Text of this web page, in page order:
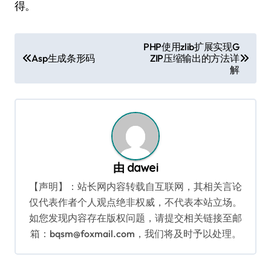
得。
章
导
航
Asp生成条形码
PHP使用zlib扩展实现G
ZIP压缩输出的方法详
解
由 dawei
【声明】：站长网内容转载自互联网，其相关言论
仅代表作者个人观点绝非权威，不代表本站立场。
如您发现内容存在版权问题，请提交相关链接至邮
箱：bqsm@foxmail.com，我们将及时予以处理。